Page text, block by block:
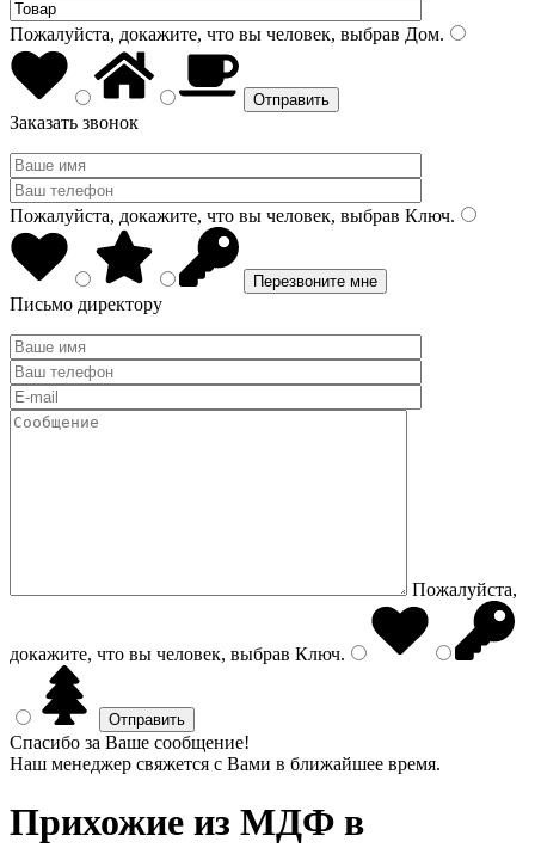
Пожалуйста, докажите, что вы человек, выбрав Дом.
Заказать звонок
Пожалуйста, докажите, что вы человек, выбрав Ключ.
Письмо директору
Пожалуйста,
докажите, что вы человек, выбрав Ключ.
Спасибо за Ваше сообщение!
Наш менеджер свяжется с Вами в ближайшее время.
Прихожие из МДФ в